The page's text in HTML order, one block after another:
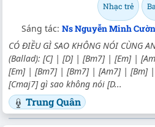
Nhạc trẻ
Sáng tác: Ns Nguyễn Minh
CÓ ĐIỀU GÌ SAO KHÔNG NÓI CÙNG
(Ballad): [C] | [D] | [Bm7] | [Em] |
[Em] | [Bm7] | [Bm7] | [Am7] | [Bm] |
[Cmaj7] gì sao không nói [D...
Trung Quân